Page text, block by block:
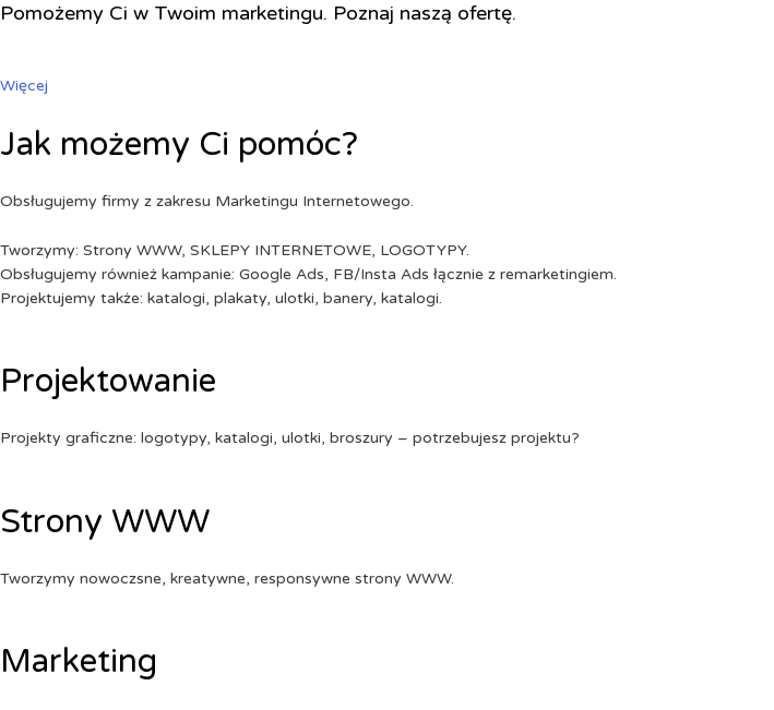
Pomożemy Ci w Twoim marketingu. Poznaj naszą ofertę.
Więcej
Jak możemy Ci pomóc?
Obsługujemy firmy z zakresu Marketingu Internetowego.
Tworzymy: Strony WWW, SKLEPY INTERNETOWE, LOGOTYPY.
Obsługujemy również kampanie: Google Ads, FB/Insta Ads łącznie z remarketingiem.
Projektujemy także: katalogi, plakaty, ulotki, banery, katalogi.
Projektowanie
Projekty graficzne: logotypy, katalogi, ulotki, broszury – potrzebujesz projektu?
Strony WWW
Tworzymy nowoczsne, kreatywne, responsywne strony WWW.
Marketing